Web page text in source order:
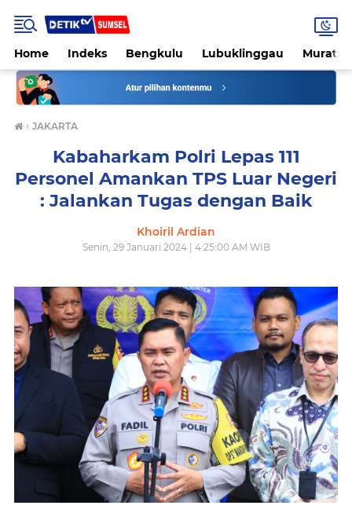
Home Indeks Bengkulu Lubuklinggau
› JAKARTA
Kabaharkam Polri Lepas 111
Personel Amankan TPS Luar Negeri
: Jalankan Tugas dengan Baik
Khoiril Ardian
Senin, 29 Januari 2024 | 4:25:00 AM WIB